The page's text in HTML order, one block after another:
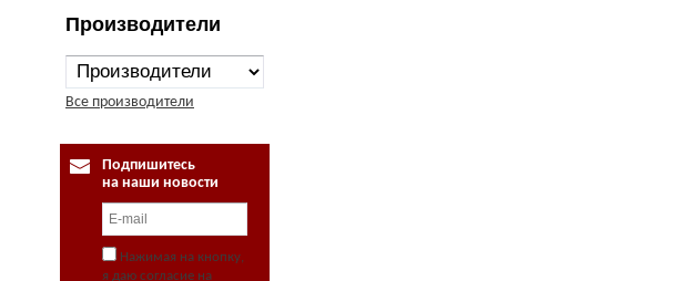
Производители
Все производители
Подпишитесь
на наши новости
Нажимая на кнопку,
я даю согласие на